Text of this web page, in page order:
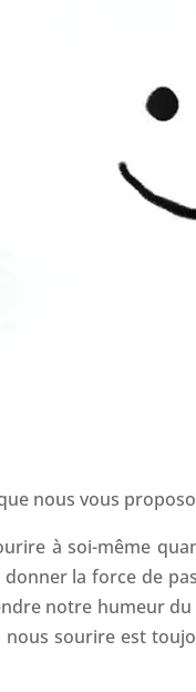
nous vous
à soi-même
donner la force de
notre humeur
sourire est